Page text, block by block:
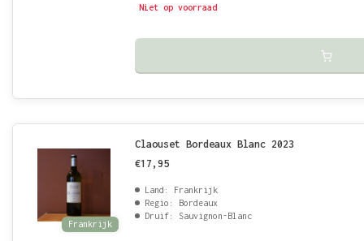
Niet op voorraad
Frankrijk
Claouset Bordeaux Blanc 2023
€17,95
Land: Frankrijk
Regio: Bordeaux
Druif: Sauvignon-Blanc